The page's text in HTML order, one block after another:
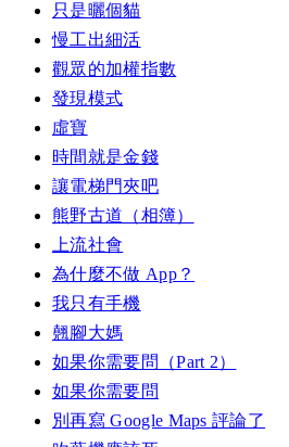
只是曬個貓
慢工出細活
觀眾的加權指數
發現模式
虛寶
時間就是金錢
讓電梯門夾吧
熊野古道（相簿）
上流社會
為什麼不做 App？
我只有手機
翹腳大媽
如果你需要問（Part 2）
如果你需要問
別再寫 Google Maps 評論了